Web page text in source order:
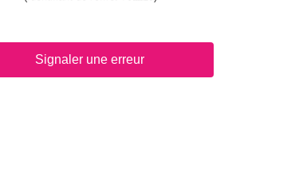
Signaler une erreur